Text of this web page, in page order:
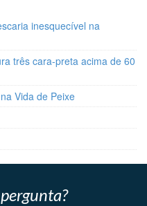
inesquecível na
três cara-preta acima de 60
Vida de Peixe